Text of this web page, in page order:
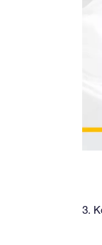
3.